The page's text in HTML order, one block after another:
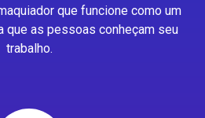
que funcione como um
que as pessoas conheçam seu
trabalho.